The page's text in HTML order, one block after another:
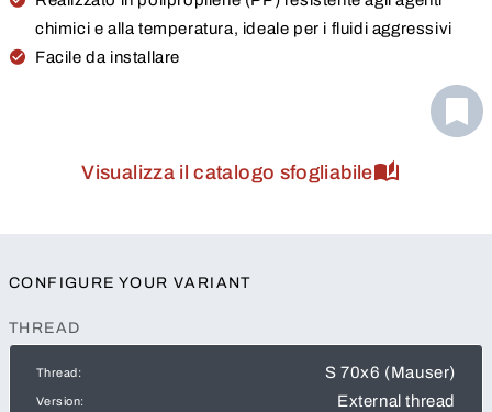
chimici e alla temperatura, ideale per i fluidi aggressivi
Facile da installare
Visualizza il catalogo sfogliabile
CONFIGURE YOUR VARIANT
THREAD
Thread: S 70x6 (Mauser)
Version: External thread